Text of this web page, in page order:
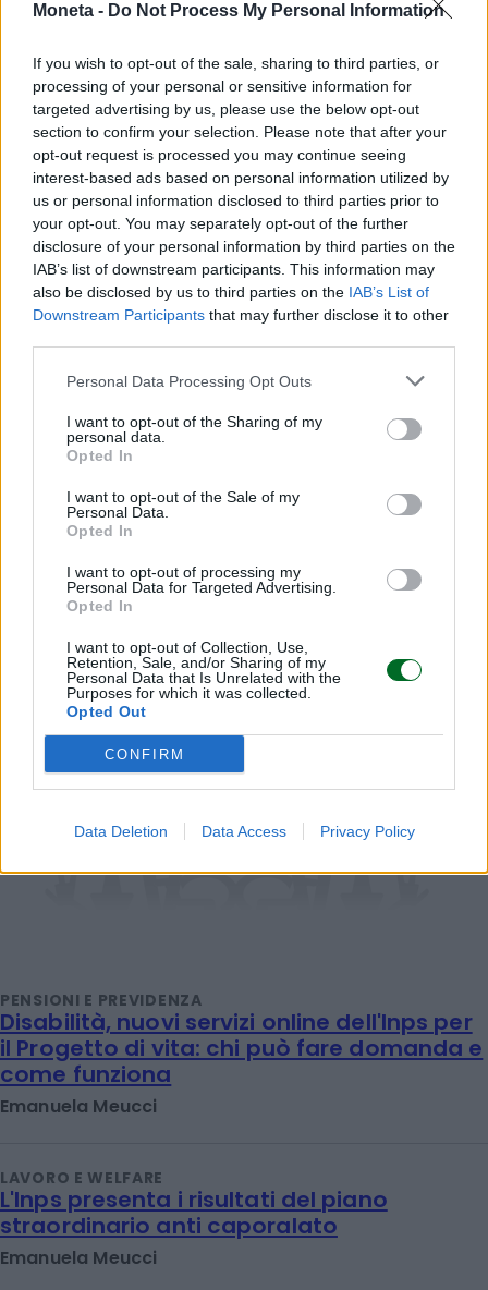
Moneta - Do Not Process My Personal Information
If you wish to opt-out of the sale, sharing to third parties, or
processing of your personal or sensitive information for
targeted advertising by us, please use the below opt-out
section to confirm your selection. Please note that after your
opt-out request is processed you may continue seeing
interest-based ads based on personal information utilized by
us or personal information disclosed to third parties prior to
your opt-out. You may separately opt-out of the further
disclosure of your personal information by third parties on the
IAB’s list of downstream participants. This information may
also be disclosed by us to third parties on the IAB’s List of
Downstream Participants that may further disclose it to other
Personal Data Processing Opt Outs
I want to opt-out of the Sharing of my
personal data.
Opted In
I want to opt-out of the Sale of my
Personal Data.
Opted In
I want to opt-out of processing my
Personal Data for Targeted Advertising.
Opted In
I want to opt-out of Collection, Use,
Retention, Sale, and/or Sharing of my
Personal Data that Is Unrelated with the
Purposes for which it was collected.
Opted Out
CONFIRM
Data Deletion Data Access Privacy Policy
NODO DAZI
iPhone made in Usa? Trump mette nei
guai Apple
Camilla Conti
POTREBBERO INTERESSARTI
PENSIONI E PREVIDENZA
Disabilità, nuovi servizi online dell'Inps per
il Progetto di vita: chi può fare domanda e
come funziona
Emanuela Meucci
LAVORO E WELFARE
L'Inps presenta i risultati del piano
straordinario anti caporalato
Emanuela Meucci